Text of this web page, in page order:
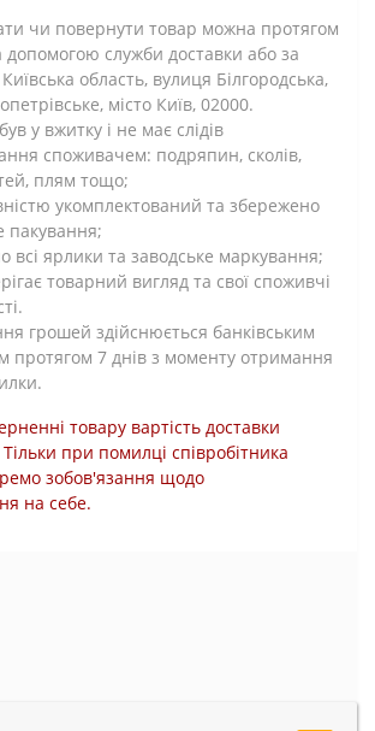
чи повернути товар можна протягом
допомогою служби доставки або за
область, вулиця Білгородська,
місто Київ, 02000.
у вжитку і не має слідів
споживачем: подряпин, сколів,
плям тощо;
укомплектований та збережено
пакування;
всі ярлики та заводське маркування;
товарний вигляд та свої споживчі
грошей здійснюється банківським
протягом 7 днів з моменту отримання
товару вартість доставки
при помилці співробітника
зобов'язання щодо
на себе.